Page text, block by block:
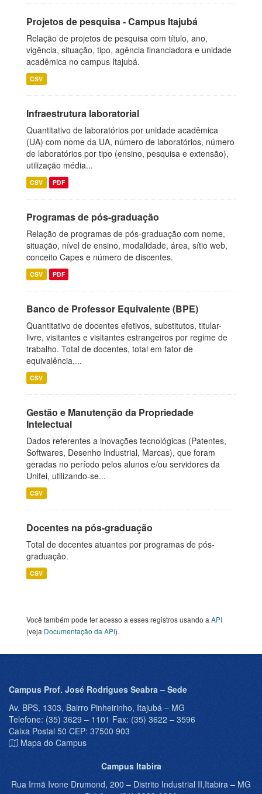
Projetos de pesquisa - Campus Itajubá
Relação de projetos de pesquisa com título, ano,
vigência, situação, tipo, agência financiadora e unidade
acadêmica no campus Itajubá.
CSV
Infraestrutura laboratorial
Quantitativo de laboratórios por unidade acadêmica
(UA) com nome da UA, número de laboratórios, número
de laboratórios por tipo (ensino, pesquisa e extensão),
utilização média...
CSV PDF
Programas de pós-graduação
Relação de programas de pós-graduação com nome,
situação, nível de ensino, modalidade, área, sítio web,
conceito Capes e número de discentes.
CSV PDF
Banco de Professor Equivalente (BPE)
Quantitativo de docentes efetivos, substitutos, titular-
livre, visitantes e visitantes estrangeiros por regime de
trabalho. Total de docentes, total em fator de
equivalência,...
CSV
Gestão e Manutenção da Propriedade
Intelectual
Dados referentes a inovações tecnológicas (Patentes,
Softwares, Desenho Industrial, Marcas), que foram
geradas no período pelos alunos e/ou servidores da
Unifei, utilizando-se...
CSV
Docentes na pós-graduação
Total de docentes atuantes por programas de pós-
graduação.
CSV
Você também pode ter acesso a esses registros usando a API
(veja Documentação da API).
Campus Prof. José Rodrigues Seabra – Sede
Av. BPS, 1303, Bairro Pinheirinho, Itajubá – MG
Telefone: (35) 3629 – 1101 Fax: (35) 3622 – 3596
Caixa Postal 50 CEP: 37500 903
Mapa do Campus
Campus Itabira
Rua Irmã Ivone Drumond, 200 – Distrito Industrial II,Itabira – MG